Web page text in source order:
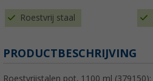
Roestvrij staal
PRODUCTBESCHRIJVING
Roestvrijstalen pot, 1100 ml (379150):